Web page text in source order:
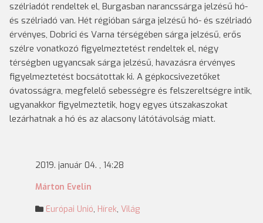
szélriadót rendeltek el, Burgasban narancssárga jelzésű hó-
és szélriadó van. Hét régióban sárga jelzésű hó- és szélriadó
érvényes, Dobrici és Varna térségében sárga jelzésű, erős
szélre vonatkozó figyelmeztetést rendeltek el, négy
térségben ugyancsak sárga jelzésű, havazásra érvényes
figyelmeztetést bocsátottak ki. A gépkocsivezetőket
óvatosságra, megfelelő sebességre és felszereltségre intik,
ugyanakkor figyelmeztetik, hogy egyes útszakaszokat
lezárhatnak a hó és az alacsony látótávolság miatt.
2019. január 04. , 14:28
Márton Evelin
Európai Unió, Hírek, Világ